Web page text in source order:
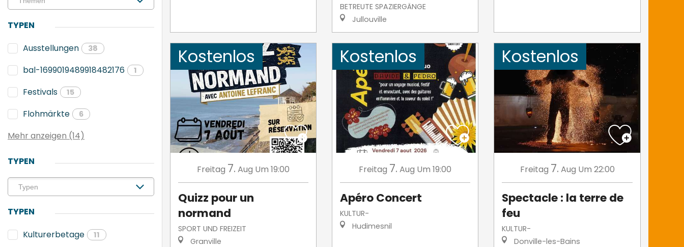
TYPEN
Ausstellungen
38
bal-1699019489918482176 1
Festivals 15
Flohmärkte 6
Mehr anzeigen (14)
TYPEN
TYPEN
Kulturerbetage
11
BETREUTE SPAZIERGÄNGE
Jullouville
Kostenlos
Freitag 7. Aug Um 19:00
Quizz pour un
normand
SPORT UND FREIZEIT
Granville
Kostenlos
Freitag 7. Aug Um 19:00
Apéro Concert
KULTUR-
Hudimesnil
Kostenlos
Freitag 7. Aug Um 22:00
Spectacle : la terre de
feu
KULTUR-
Donville-les-Bains